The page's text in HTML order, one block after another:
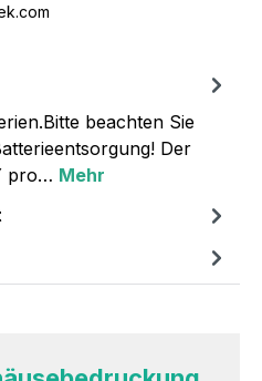
beachten Sie
Der
pro… Mehr